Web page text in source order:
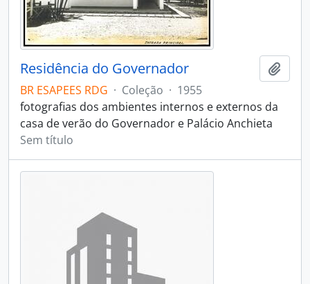
Residência do Governador
BR ESAPEES RDG · Coleção · 1955
fotografias dos ambientes internos e externos da
casa de verão do Governador e Palácio Anchieta
Sem título